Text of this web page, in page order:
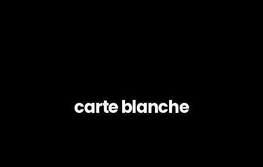
carte blanche